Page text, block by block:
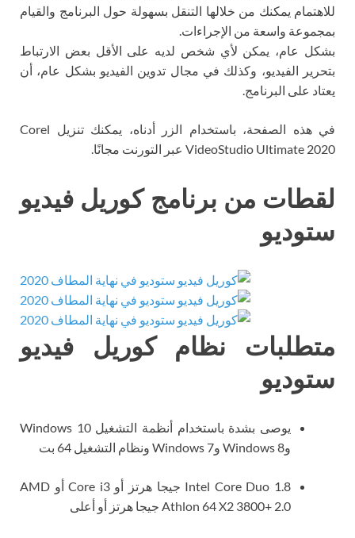
للاهتمام يمكنك من خلالها التنقل بسهولة حول البرنامج والقيام
بمجموعة واسعة من الإجراءات.
بشكل عام، يمكن لأي شخص لديه على الأقل بعض الارتباط
بتحرير الفيديو، وكذلك في مجال تدوين الفيديو بشكل عام، أن
يعتاد على البرنامج.
في هذه الصفحة، باستخدام الزر أدناه، يمكنك تنزيل Corel
VideoStudio Ultimate 2020 عبر التورنت مجانًا.
لقطات من برنامج كوريل فيديو
ستوديو
متطلبات نظام كوريل فيديو
ستوديو
يوصى بشدة باستخدام أنظمة التشغيل Windows 10
وWindows 8 وWindows 7 ونظام التشغيل 64 بت
Intel Core Duo 1.8 جيجا هرتز أو Core i3 أو AMD
Athlon 64 X2 3800+ 2.0 جيجا هرتز أو أعلى